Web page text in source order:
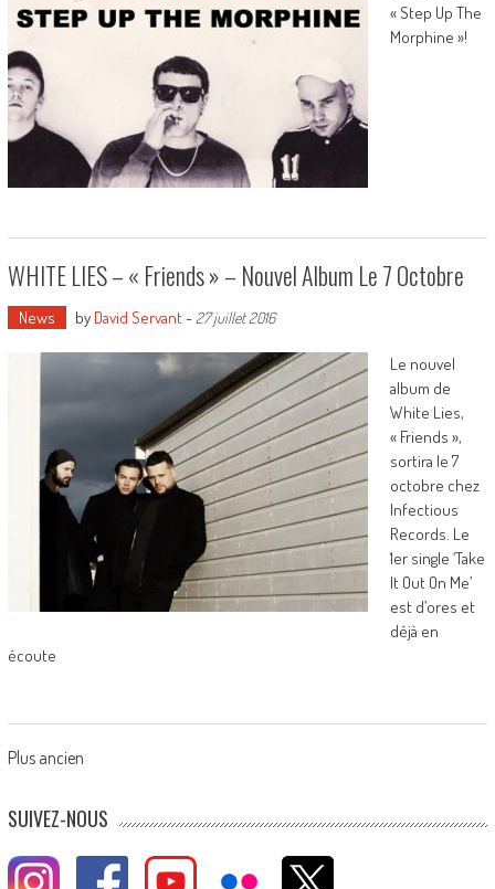
« Step Up The
Morphine »!
WHITE LIES – « Friends » – Nouvel Album Le 7 Octobre
News by David Servant- 27 juillet 2016
Le nouvel
album de
White Lies,
« Friends »,
sortira le 7
octobre chez
Infectious
Records. Le
1er single ‘Take
It Out On Me’
est d’ores et
déjà en
écoute
Posts
navigation
Plus ancien
SUIVEZ-NOUS